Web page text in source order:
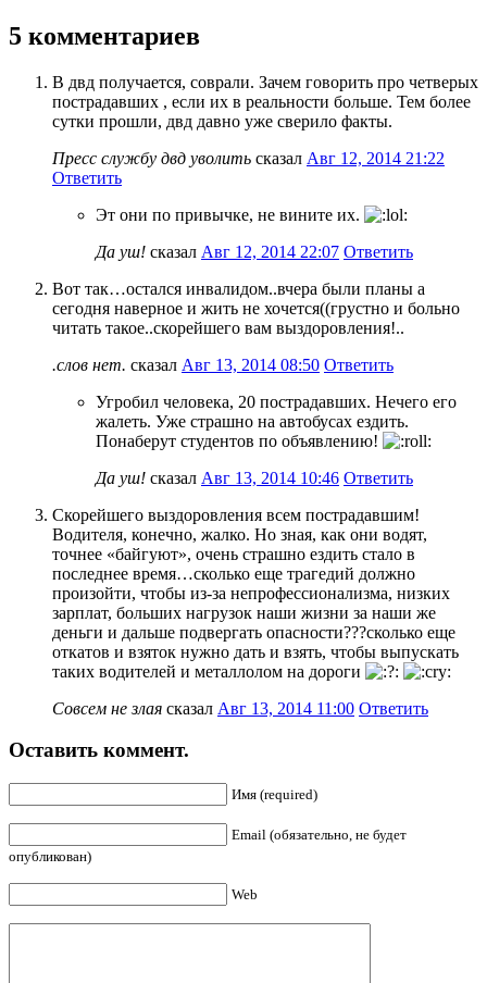
5 комментариев
В двд получается, соврали. Зачем говорить про четверых
пострадавших , если их в реальности больше. Тем более
сутки прошли, двд давно уже сверило факты.
Пресс службу двд уволить сказал Авг 12, 2014 21:22
Ответить
Эт они по привычке, не вините их.
Да уш! сказал Авг 12, 2014 22:07 Ответить
Вот так…остался инвалидом..вчера были планы а
сегодня наверное и жить не хочется((грустно и больно
читать такое..скорейшего вам выздоровления!..
.слов нет. сказал Авг 13, 2014 08:50 Ответить
Угробил человека, 20 пострадавших. Нечего его
жалеть. Уже страшно на автобусах ездить.
Понаберут студентов по объявлению!
Да уш! сказал Авг 13, 2014 10:46 Ответить
Скорейшего выздоровления всем пострадавшим!
Водителя, конечно, жалко. Но зная, как они водят,
точнее «байгуют», очень страшно ездить стало в
последнее время…сколько еще трагедий должно
произойти, чтобы из-за непрофессионализма, низких
зарплат, больших нагрузок наши жизни за наши же
деньги и дальше подвергать опасности???сколько еще
откатов и взяток нужно дать и взять, чтобы выпускать
таких водителей и металлолом на дороги
Совсем не злая сказал Авг 13, 2014 11:00 Ответить
Оставить коммент.
Имя (required)
Email (обязательно, не будет
опубликован)
Web